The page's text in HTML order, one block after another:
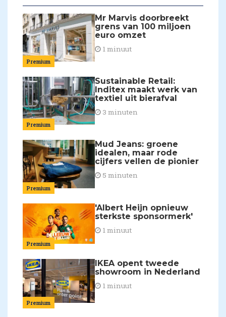
Premium
Mr Marvis doorbreekt
grens van 100 miljoen
euro omzet
1 minuut
Premium
Sustainable Retail:
Inditex maakt werk van
textiel uit bierafval
3 minuten
Premium
Mud Jeans: groene
idealen, maar rode
cijfers vellen de pionier
5 minuten
Premium
'Albert Heijn opnieuw
sterkste sponsormerk'
1 minuut
Premium
IKEA opent tweede
showroom in Nederland
1 minuut